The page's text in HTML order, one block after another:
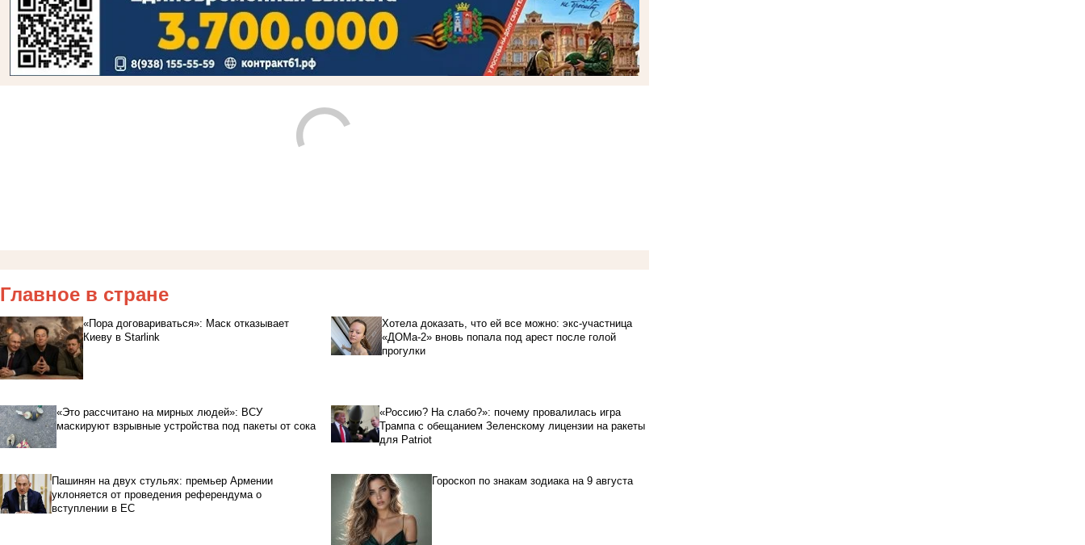
Главное в стране
«Пора договариваться»: Маск отказывает
Киеву в Starlink
Хотела доказать, что ей все можно: экс-участница
«ДОМа-2» вновь попала под арест после голой
прогулки
«Это рассчитано на мирных людей»: ВСУ
маскируют взрывные устройства под пакеты от сока
«Россию? На слабо?»: почему провалилась игра
Трампа с обещанием Зеленскому лицензии на ракеты
для Patriot
Пашинян на двух стульях: премьер Армении
уклоняется от проведения референдума о
вступлении в ЕС
Гороскоп по знакам зодиака на 9 августа